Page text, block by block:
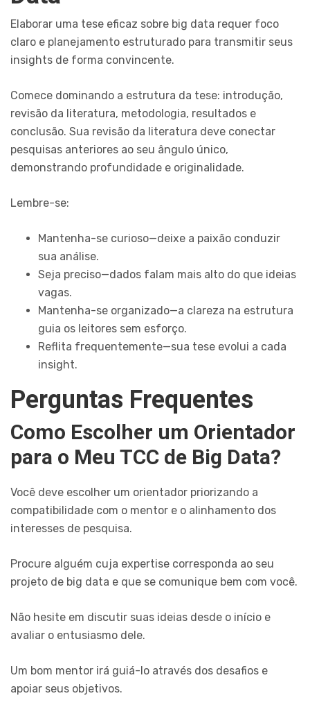
Elaborar uma tese eficaz sobre big data requer foco
claro e planejamento estruturado para transmitir seus
insights de forma convincente.
Comece dominando a estrutura da tese: introdução,
revisão da literatura, metodologia, resultados e
conclusão. Sua revisão da literatura deve conectar
pesquisas anteriores ao seu ângulo único,
demonstrando profundidade e originalidade.
Lembre-se:
Mantenha-se curioso—deixe a paixão conduzir
sua análise.
Seja preciso—dados falam mais alto do que ideias
vagas.
Mantenha-se organizado—a clareza na estrutura
guia os leitores sem esforço.
Reflita frequentemente—sua tese evolui a cada
insight.
Perguntas Frequentes
Como Escolher um Orientador
para o Meu TCC de Big Data?
Você deve escolher um orientador priorizando a
compatibilidade com o mentor e o alinhamento dos
interesses de pesquisa.
Procure alguém cuja expertise corresponda ao seu
projeto de big data e que se comunique bem com você.
Não hesite em discutir suas ideias desde o início e
avaliar o entusiasmo dele.
Um bom mentor irá guiá-lo através dos desafios e
apoiar seus objetivos.